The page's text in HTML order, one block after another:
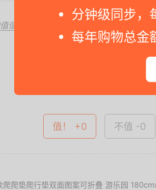
分钟级同步，
每年购物总金
值值App
查看完整图
值！ +0 不值 -0
爬垫爬行垫双面图案可折叠 游乐园